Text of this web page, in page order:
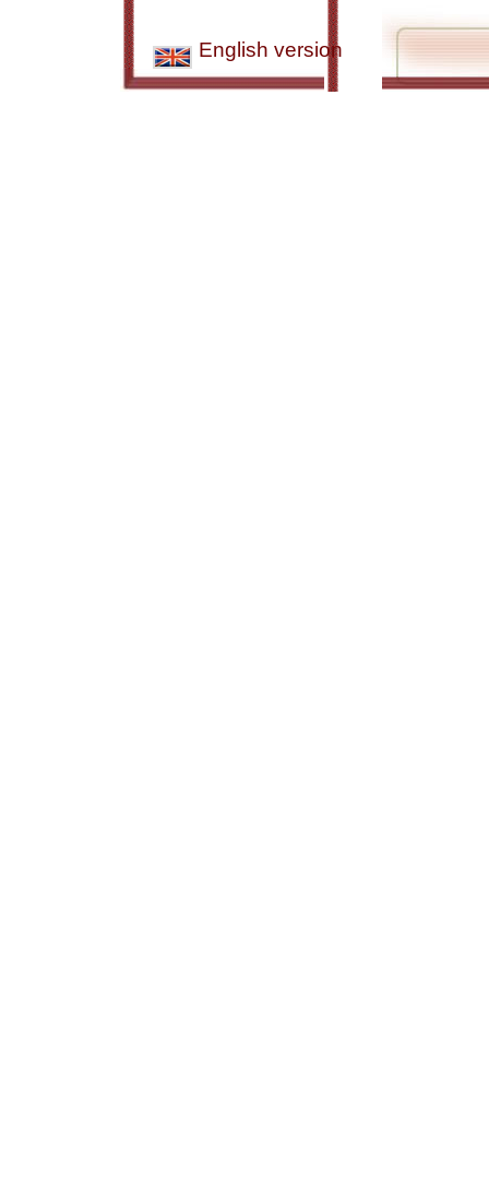
English version